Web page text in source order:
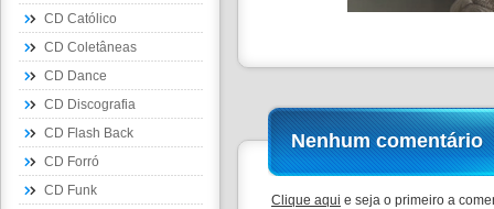
CD Católico
CD Coletâneas
CD Dance
CD Discografia
CD Flash Back
CD Forró
CD Funk
Nenhum comentário
Clique aqui e seja o primeiro a